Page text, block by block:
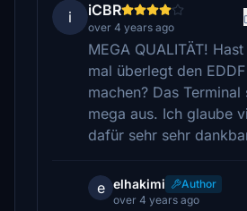
i iCBR
over 4 years ago
MEGA QUALITÄT!
mal überlegt den
machen? Das
mega aus. Ich glaube
dafür sehr sehr
e elhakimi
Author
over 4 years ago